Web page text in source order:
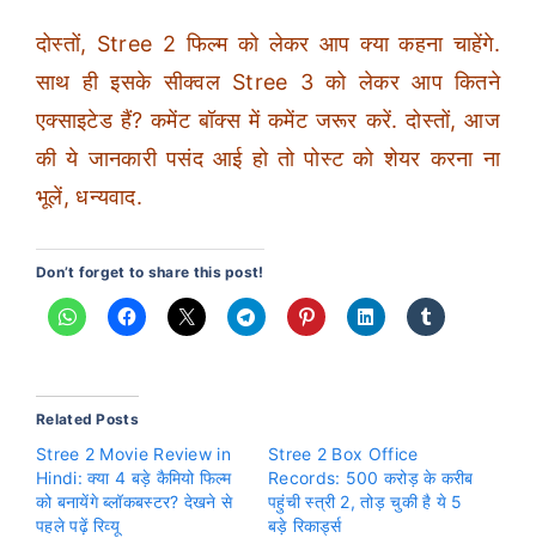
दोस्तों, Stree 2 फिल्म को लेकर आप क्या कहना चाहेंगे.
साथ ही इसके सीक्वल Stree 3 को लेकर आप कितने
एक्साइटेड हैं? कमेंट बॉक्स में कमेंट जरूर करें. दोस्तों, आज
की ये जानकारी पसंद आई हो तो पोस्ट को शेयर करना ना
भूलें, धन्यवाद.
Don’t forget to share this post!
Related Posts
Stree 2 Movie Review in
Hindi: क्या 4 बड़े कैमियो फिल्म
को बनायेंगे ब्लॉकबस्टर? देखने से
पहले पढ़ें रिव्यू
Stree 2 Box Office
Records: 500 करोड़ के करीब
पहुंची स्त्री 2, तोड़ चुकी है ये 5
बड़े रिकार्ड्स